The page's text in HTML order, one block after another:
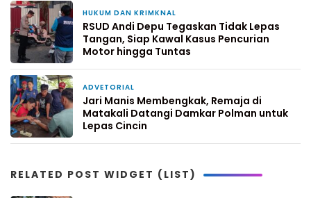
HUKUM DAN KRIMKNAL
RSUD Andi Depu Tegaskan Tidak Lepas
Tangan, Siap Kawal Kasus Pencurian
Motor hingga Tuntas
ADVETORIAL
Jari Manis Membengkak, Remaja di
Matakali Datangi Damkar Polman untuk
Lepas Cincin
RELATED POST WIDGET (LIST)